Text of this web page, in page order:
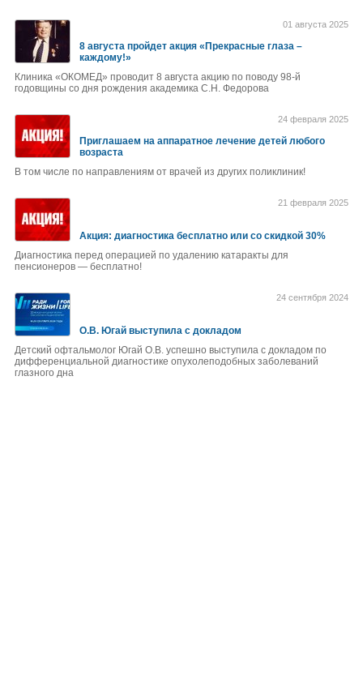
8 августа пройдет акция «Прекрасные глаза –
каждому!»
01 августа 2025
Клиника «ОКОМЕД» проводит 8 августа акцию по поводу 98-й
годовщины со дня рождения академика С.Н. Федорова
Приглашаем на аппаратное лечение детей любого
возраста
24 февраля 2025
В том числе по направлениям от врачей из других поликлиник!
Акция: диагностика бесплатно или со скидкой 30%
21 февраля 2025
Диагностика перед операцией по удалению катаракты для
пенсионеров — бесплатно!
О.В. Югай выступила с докладом
24 сентября 2024
Детский офтальмолог Югай О.В. успешно выступила с докладом по
дифференциальной диагностике опухолеподобных заболеваний
глазного дна